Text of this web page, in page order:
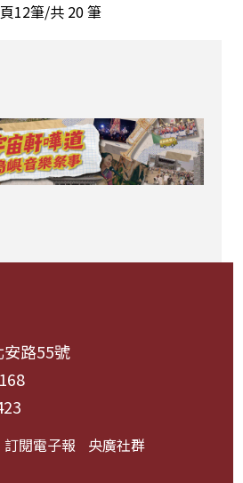
12筆/共 20筆
路55號
訂閱電子報 央廣社群